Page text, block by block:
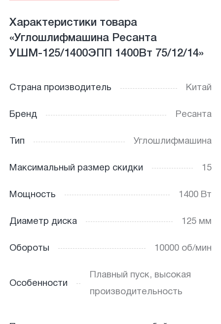
Характеристики товара
«Углошлифмашина Ресанта
УШМ-125/1400ЭПП 1400Вт 75/12/14»
Страна производитель Китай
Бренд Ресанта
Тип Углошлифмашина
Максимальный размер скидки 15
Мощность 1400 Вт
Диаметр диска 125 мм
Обороты 10000 об/мин
Особенности
Плавный пуск, высокая
производительность